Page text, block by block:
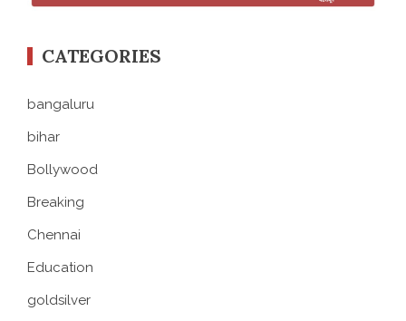
CATEGORIES
bangaluru
bihar
Bollywood
Breaking
Chennai
Education
goldsilver